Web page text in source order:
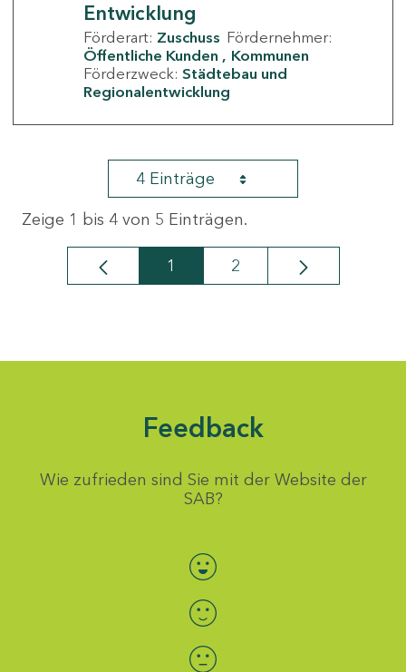
Entwicklung
Förderart: Zuschuss Fördernehmer:
Öffentliche Kunden
Kommunen
Förderzweck: Städtebau und
Regionalentwicklung
4 Einträge
Zeige 1 bis 4 von 5 Einträgen.
Seite
1 Seite
2
Feedback
Wie zufrieden sind Sie mit der Website der
SAB?
Bewertung auswählen